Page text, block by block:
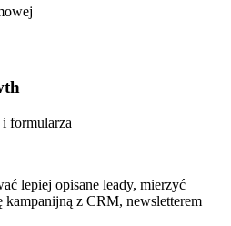
formularza
lepiej opisane leady, mierzyć
kampanijną z CRM, newsletterem